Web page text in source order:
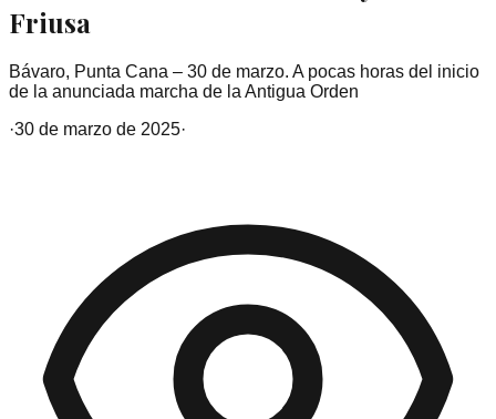
Friusa
Bávaro, Punta Cana – 30 de marzo. A pocas horas del inicio
de la anunciada marcha de la Antigua Orden
·30 de marzo de 2025·